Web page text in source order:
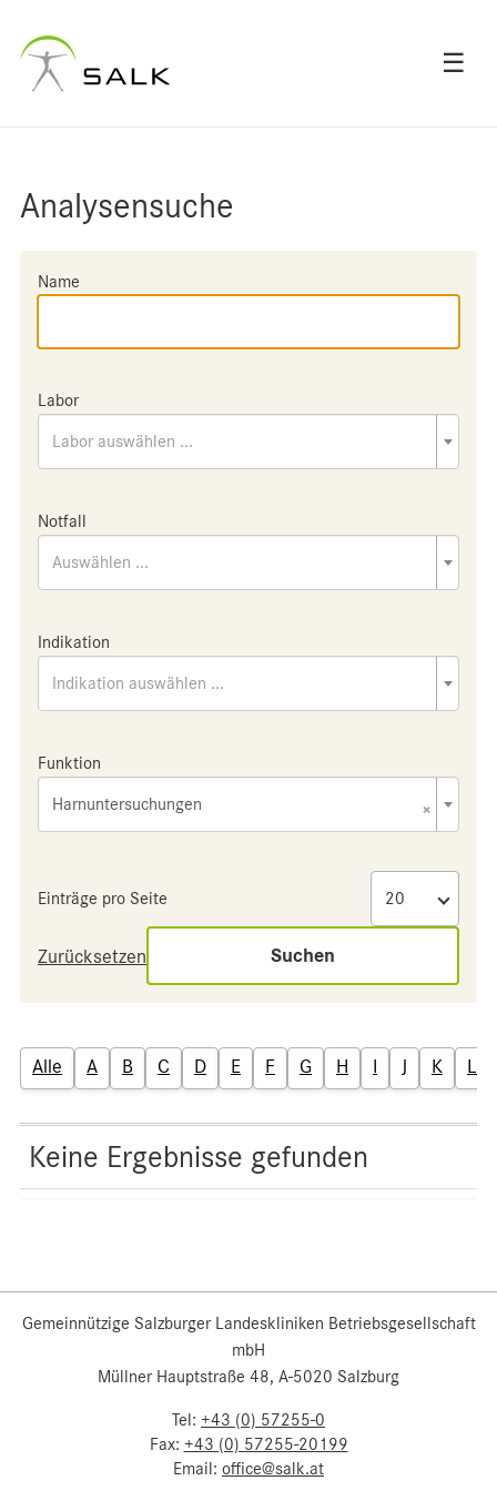
☰
Analysensuche
Name
Labor
Labor auswählen ...
Notfall
Auswählen ...
Indikation
Indikation auswählen ...
Funktion
×
Harnuntersuchungen
Einträge pro Seite
Zurücksetzen Suchen
Alle A B C D E F G H I J K L
Keine Ergebnisse gefunden
Gemeinnützige Salzburger Landeskliniken Betriebsgesellschaft
mbH
Müllner Hauptstraße 48, A-5020 Salzburg
Tel: +43 (0) 57255-0
Fax: +43 (0) 57255-20199
Email: office@salk.at